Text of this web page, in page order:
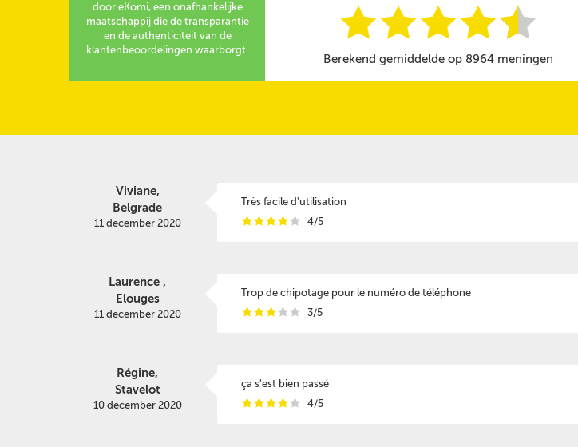
door eKomi, een onafhankelijke
maatschappij die de transparantie
en de authenticiteit van de
klantenbeoordelingen waarborgt.
iiiii
@
Berekend gemiddelde op 8964 meningen
Viviane,
Belgrade
11 december 2020
Très facile d'utilisation
iiiii 4/5
Laurence ,
Elouges
11 december 2020
Trop de chipotage pour le numéro de téléphone
iiiii 3/5
Régine,
Stavelot
10 december 2020
ça s'est bien passé
iiiii 4/5